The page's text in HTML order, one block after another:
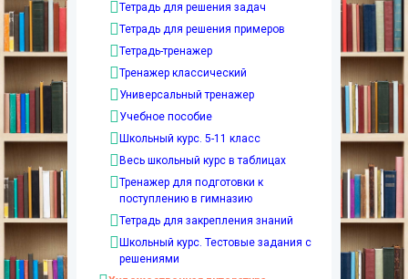
Тетрадь для решения задач
Тетрадь для решения примеров
Тетрадь-тренажер
Тренажер классический
Универсальный тренажер
Учебное пособие
Школьный курс. 5-11 класс
Весь школьный курс в таблицах
Тренажер для подготовки к
поступлению в гимназию
Тетрадь для закрепления знаний
Школьный курс. Тестовые задания с
решениями